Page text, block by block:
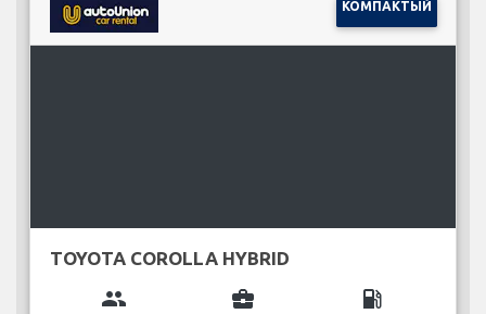
КОМПАКТЫЙ
TOYOTA COROLLA HYBRID
group business_center local_gas_station